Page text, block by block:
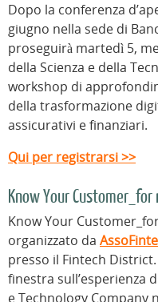
Dopo la conferenza
giugno nella sede di
proseguirà martedì 5,
della Scienza e della
workshop di
della trasformazione
assicurativi e finanziari.
Qui per registrarsi >>
Know Your Customer_for
Know Your
organizzato da
presso il Fintech
finestra sull’esperienza
e Technology Company